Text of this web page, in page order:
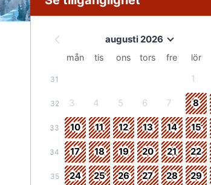
augusti 2026
mån tis ons tors fre lör
31 1
32 3 4 5 6 7 8
33 10 11 12 13 14 15
34 17 18 19 20 21 22
35 24 25 26 27 28 29